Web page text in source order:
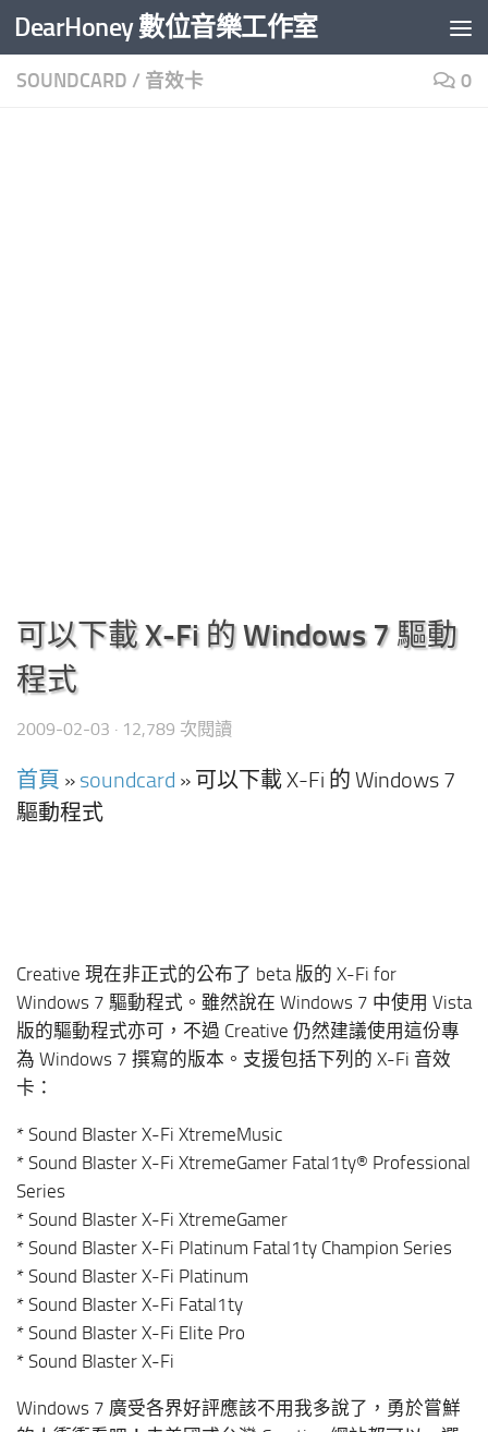
Skip to content
DearHoney 數位音樂工作室
SOUNDCARD / 音效卡 0
可以下載 X-Fi 的 Windows 7 驅動
程式
2009-02-03 · 12,789 次閱讀
首頁 » soundcard » 可以下載 X-Fi 的 Windows 7
驅動程式
Creative 現在非正式的公布了 beta 版的 X-Fi for
Windows 7 驅動程式。雖然說在 Windows 7 中使用 Vista
版的驅動程式亦可，不過 Creative 仍然建議使用這份專
為 Windows 7 撰寫的版本。支援包括下列的 X-Fi 音效
卡：
* Sound Blaster X-Fi XtremeMusic
* Sound Blaster X-Fi XtremeGamer Fatal1ty® Professional
Series
* Sound Blaster X-Fi XtremeGamer
* Sound Blaster X-Fi Platinum Fatal1ty Champion Series
* Sound Blaster X-Fi Platinum
* Sound Blaster X-Fi Fatal1ty
* Sound Blaster X-Fi Elite Pro
* Sound Blaster X-Fi
Windows 7 廣受各界好評應該不用我多說了，勇於嘗鮮